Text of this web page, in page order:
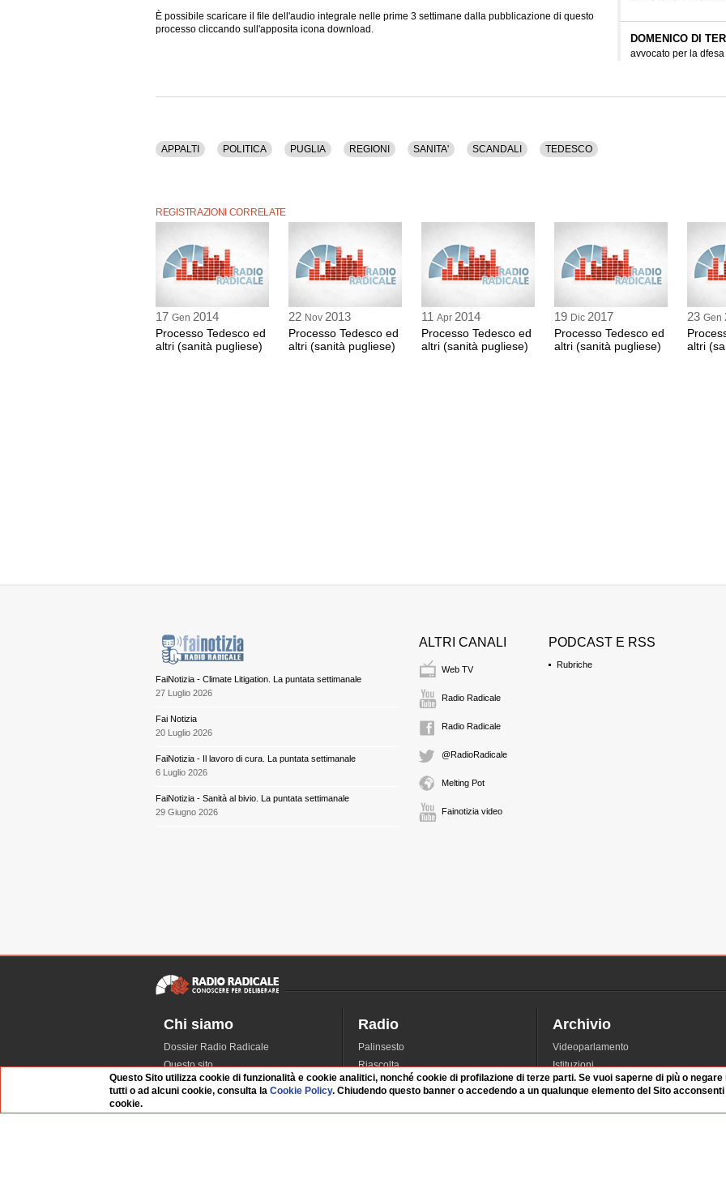
È possibile scaricare il file dell'audio integrale nelle prime 3 settimane dalla pubblicazione di questo
processo cliccando sull'apposita icona download.
DOMENICO DI
avvocato per la
13:27 Durata: 5 min
GIOVANNI
presidente prima
13:58 Durata: 2 min
ALESSANDRO
avvocato per la
MICHELE DI FINO
APPALTI POLITICA PUGLIA REGIONI SANITA' SCANDALI TEDESCO
REGISTRAZIONI CORRELATE
17 Gen 2014
Processo Tedesco ed
altri (sanità pugliese)
22 Nov 2013
Processo Tedesco ed
altri (sanità pugliese)
11 Apr 2014
Processo Tedesco ed
altri (sanità pugliese)
19 Dic 2017
Processo Tedesco ed
altri (sanità pugliese)
23 Gen
altri
FaiNotizia - Climate Litigation. La puntata settimanale
27 Luglio 2026
Fai Notizia
20 Luglio 2026
FaiNotizia - Il lavoro di cura. La puntata settimanale
6 Luglio 2026
FaiNotizia - Sanità al bivio. La puntata settimanale
29 Giugno 2026
ALTRI CANALI
Web TV
Radio Radicale
Radio Radicale
@RadioRadicale
Melting Pot
Fainotizia video
PODCAST E RSS
Rubriche
Chi siamo
Dossier Radio Radicale
Questo sito
L'Archivio
Radio
Palinsesto
Riascolta
Dirette
Archivio
Videoparlamento
Istituzioni
Dibattiti
Questo Sito utilizza cookie di funzionalità e cookie analitici, nonché cookie di profilazione di terze parti. Se vuoi saperne di più o
tutti o ad alcuni cookie, consulta laCookie Policy. Chiudendo questo banner o accedendo a un qualunque elemento del Sito
cookie.